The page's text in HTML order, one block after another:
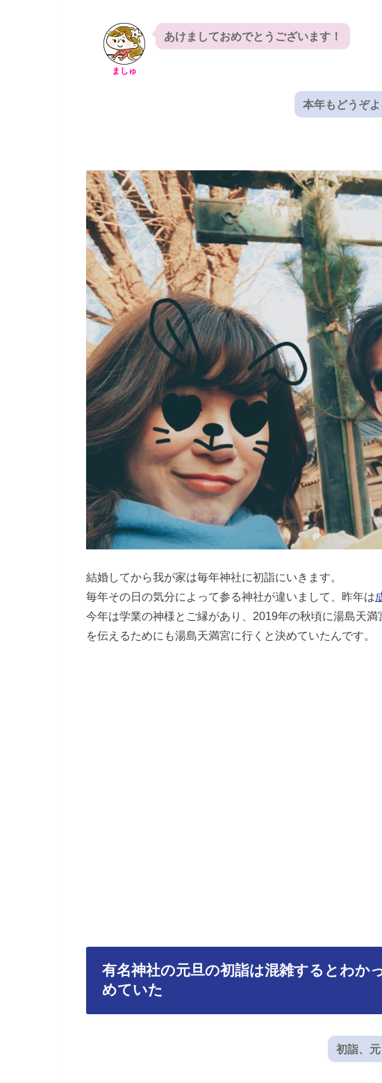
ましゅ
あけましておめでとうございます！
本年もどうぞ
結婚してから我が家は毎年神社に初詣にいきます。
毎年その日の気分によって参る神社が違いまして、昨年は
今年は学業の神様とご縁があり、2019年の秋頃に湯島天
を伝えるためにも湯島天満宮に行くと決めていたんです。
有名神社の元旦の初詣は混雑するとわか
めていた
初詣、